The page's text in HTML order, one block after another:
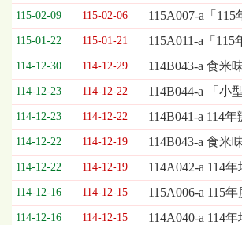
標
期、
截
標
日
期、
公
告
事
項
115-02-09 115-02-06 115A007-a「
115-01-22 115-01-21 115A011-a「
114-12-30 114-12-29 114B043-a 食米
114-12-23 114-12-22 114B044-a 「小
114-12-23 114-12-22 114B041-a 114
114-12-22 114-12-19 114B043-a 食米
114-12-22 114-12-19 114A042-a 114
114-12-16 114-12-15 115A006-a 115
114-12-16 114-12-15 114A040-a 114